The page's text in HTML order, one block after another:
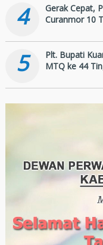
4
Gerak Cepat,
Curanmor 10
5
Plt. Bupati
MTQ ke 44